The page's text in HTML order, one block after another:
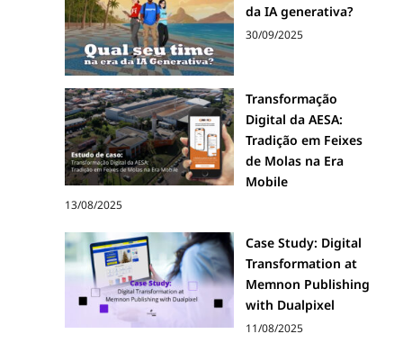
da IA generativa?
30/09/2025
Transformação
Digital da AESA:
Tradição em Feixes
de Molas na Era
Mobile
13/08/2025
Case Study: Digital
Transformation at
Memnon Publishing
with Dualpixel
11/08/2025